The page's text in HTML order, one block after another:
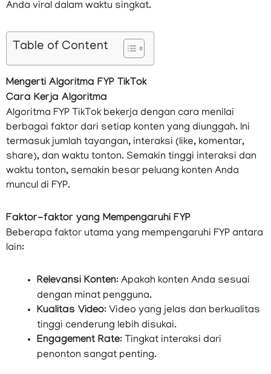
Anda viral dalam waktu singkat.
Table of Content
Mengerti Algoritma FYP TikTok
Cara Kerja Algoritma
Algoritma FYP TikTok bekerja dengan cara menilai
berbagai faktor dari setiap konten yang diunggah. Ini
termasuk jumlah tayangan, interaksi (like, komentar,
share), dan waktu tonton. Semakin tinggi interaksi dan
waktu tonton, semakin besar peluang konten Anda
muncul di FYP.
Faktor-faktor yang Mempengaruhi FYP
Beberapa faktor utama yang mempengaruhi FYP antara
lain:
Relevansi Konten: Apakah konten Anda sesuai
dengan minat pengguna.
Kualitas Video: Video yang jelas dan berkualitas
tinggi cenderung lebih disukai.
Engagement Rate: Tingkat interaksi dari
penonton sangat penting.